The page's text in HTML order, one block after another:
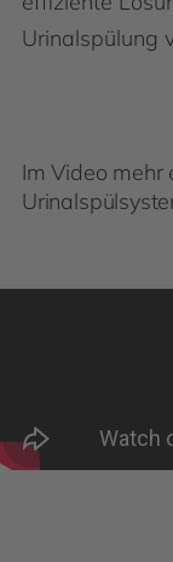
Urinalspülung
Im Video mehr